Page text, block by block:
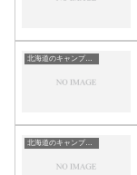
北海道のキャンプ場一覧
北海道のキャンプ場一覧